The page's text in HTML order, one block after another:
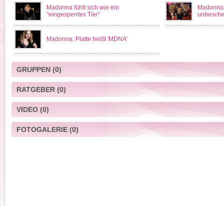
Madonna fühlt sich wie ein
''eingesperrtes Tier''
Madonna: Platte heißt 'MDNA'
GRUPPEN(0)
RATGEBER(0)
VIDEO(0)
FOTOGALERIE(0)